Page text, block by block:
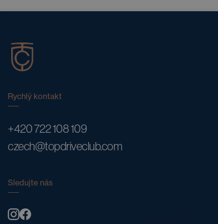
Rychlý kontakt
+420 722 108 109
czech@topdriveclub.com
Sledujte nás